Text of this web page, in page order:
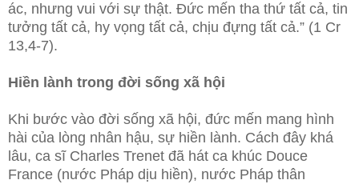
ác, nhưng vui với sự thật. Đức mến tha thứ tất cả, tin
tưởng tất cả, hy vọng tất cả, chịu đựng tất cả.” (1 Cr
13,4-7).
Hiền lành trong đời sống xã hội
Khi bước vào đời sống xã hội, đức mến mang hình
hài của lòng nhân hậu, sự hiền lành. Cách đây khá
lâu, ca sĩ Charles Trenet đã hát ca khúc Douce
France (nước Pháp dịu hiền), nước Pháp thân